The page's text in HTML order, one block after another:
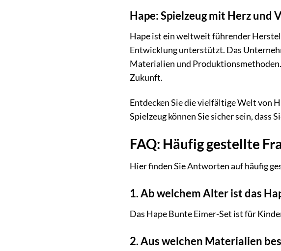
Hape: Spielzeug mit Herz und
Hape ist ein weltweit führender
Entwicklung unterstützt. Das
Materialien und Produktionsmethoden.
Zukunft.
Entdecken Sie die vielfältige Welt von
Spielzeug können Sie sicher sein, dass
FAQ: Häufig gestellte
Hier finden Sie Antworten auf häufig
1. Ab welchem Alter ist das
Das Hape Bunte Eimer-Set ist für
2. Aus welchen Materialien